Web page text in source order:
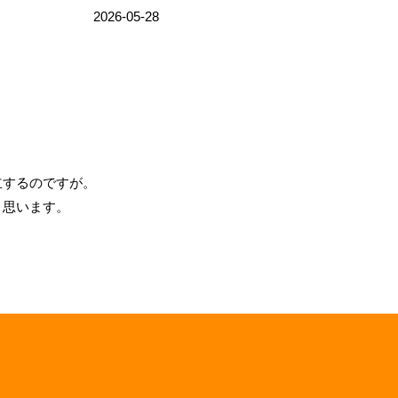
2026-05-28
るのですが。
います。